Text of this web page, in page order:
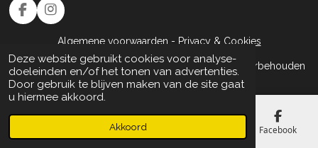
Deze website gebruikt cookies voor analyse-
doeleinden en/of het tonen van advertenties.
Door gebruik te blijven maken van de site gaat
u hiermee akkoord.
Akkoord
F
a
e
b
o
o
k
I
n
t
a
g
r
a
m
Algemene voorwaarden - Privacy & Cookies
Copyright 2024 © elsbalcaen.be - Alle Rechten Voorbehouden
Telefoonnummer Facebook